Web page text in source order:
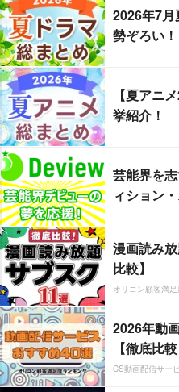
2026年7
勢ぞろい！
【夏アニ
挙紹介！
芸能界を
ィション
漫画読み
比較】
オリコン顧客満
2026年動
【徹底比較
CS動画配信サー